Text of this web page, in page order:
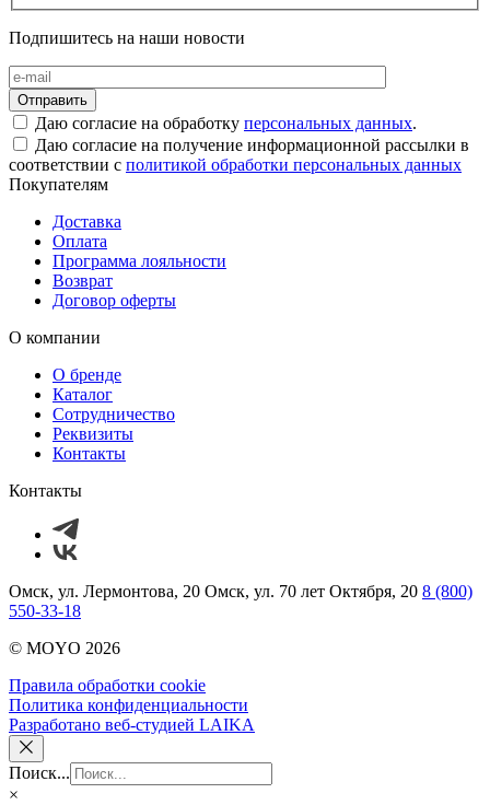
Подпишитесь на наши новости
Даю согласие на обработку персональных данных.
Даю согласие на получение информационной рассылки в
соответствии с политикой обработки персональных данных
Покупателям
Доставка
Оплата
Программа лояльности
Возврат
Договор оферты
О компании
О бренде
Каталог
Сотрудничество
Реквизиты
Контакты
Контакты
Омск, ул. Лермонтова, 20 Омск, ул. 70 лет Октября, 20 8 (800)
550-33-18
© MOYO 2026
Правила обработки cookie
Политика конфиденциальности
Разработано веб-студией LAIKA
Поиск...
×